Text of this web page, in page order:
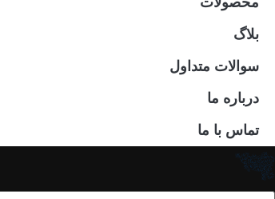
بلاگ
سوالات متداول
درباره ما
تماس با ما